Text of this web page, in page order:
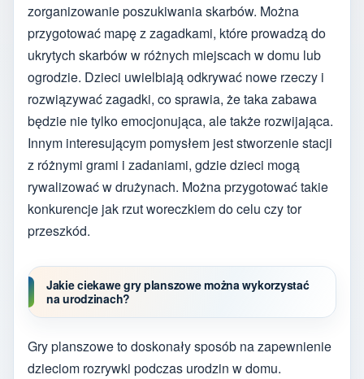
zorganizowanie poszukiwania skarbów. Można
przygotować mapę z zagadkami, które prowadzą do
ukrytych skarbów w różnych miejscach w domu lub
ogrodzie. Dzieci uwielbiają odkrywać nowe rzeczy i
rozwiązywać zagadki, co sprawia, że taka zabawa
będzie nie tylko emocjonująca, ale także rozwijająca.
Innym interesującym pomysłem jest stworzenie stacji
z różnymi grami i zadaniami, gdzie dzieci mogą
rywalizować w drużynach. Można przygotować takie
konkurencje jak rzut woreczkiem do celu czy tor
przeszkód.
Jakie ciekawe gry planszowe można wykorzystać
na urodzinach?
Gry planszowe to doskonały sposób na zapewnienie
dzieciom rozrywki podczas urodzin w domu.